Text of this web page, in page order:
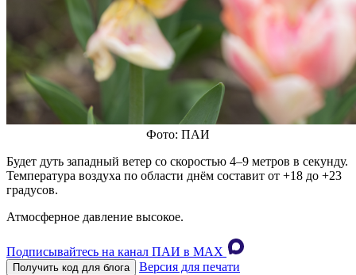
Фото: ПАИ
Будет дуть западный ветер со скоростью 4–9 метров в секунду.
Температура воздуха по области днём составит от +18 до +23
градусов.
Атмосферное давление высокое.
Подписывайтесь на канал ПАИ в MAХ
Получить код для блога
Версия для печати